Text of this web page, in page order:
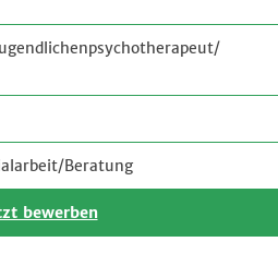
Beratung
bewerben